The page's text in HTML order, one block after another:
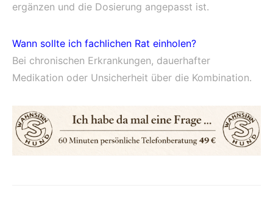
ergänzen und die Dosierung angepasst ist.
Wann sollte ich fachlichen Rat einholen?
Bei chronischen Erkrankungen, dauerhafter
Medikation oder Unsicherheit über die Kombination.